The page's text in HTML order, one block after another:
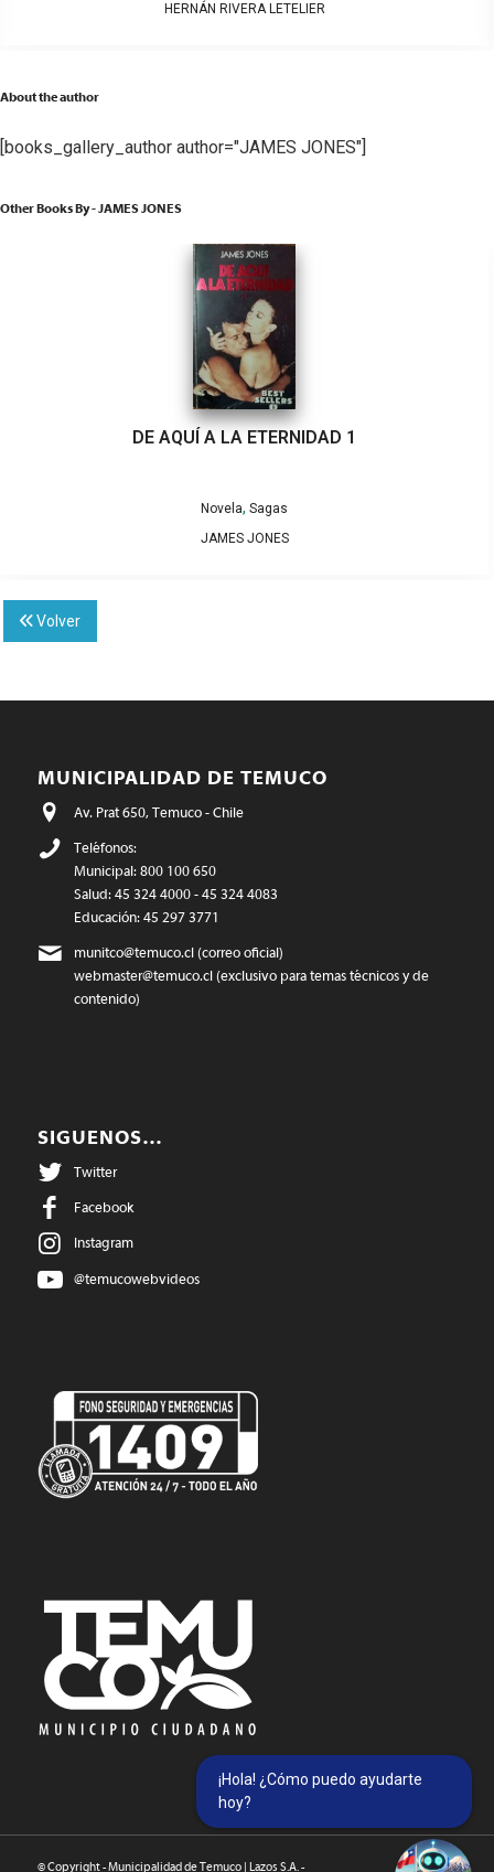
HERNÁN RIVERA LETELIER
About the author
[books_gallery_author author="JAMES JONES"]
Other Books By - JAMES JONES
DE AQUÍ A LA ETERNIDAD 1
Novela, Sagas
JAMES JONES
Volver
MUNICIPALIDAD DE TEMUCO
Av. Prat 650, Temuco - Chile
Teléfonos:
Municipal: 800 100 650
Salud: 45 324 4000 - 45 324 4083
Educación: 45 297 3771
munitco@temuco.cl(correo oficial)
webmaster@temuco.cl(exclusivo para temas técnicos y de
contenido)
SIGUENOS…
Twitter
Facebook
Instagram
@temucowebvideos
© Copyright - Municipalidad de Temuco | Lazos S.A. -
¡Hola! ¿Cómo puedo ayudarte
hoy?